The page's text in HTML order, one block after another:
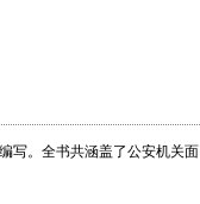
写。全书共涵盖了公安机关面